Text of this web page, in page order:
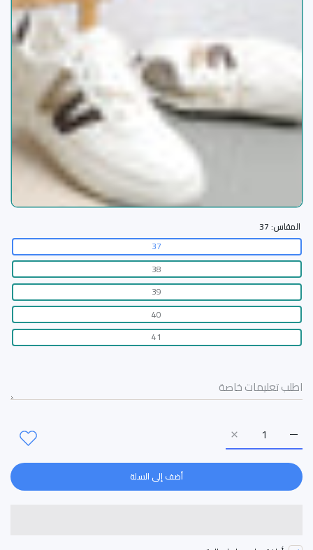
المقاس:37
37
38
39
40
41
زيادة كمية حذاء رياضي نسائي 89621 BLACK/أسود / 37
زيادة كمية حذاء رياضي نسائي 89621 BLACK/أسود / 37
أضف إلى السلة